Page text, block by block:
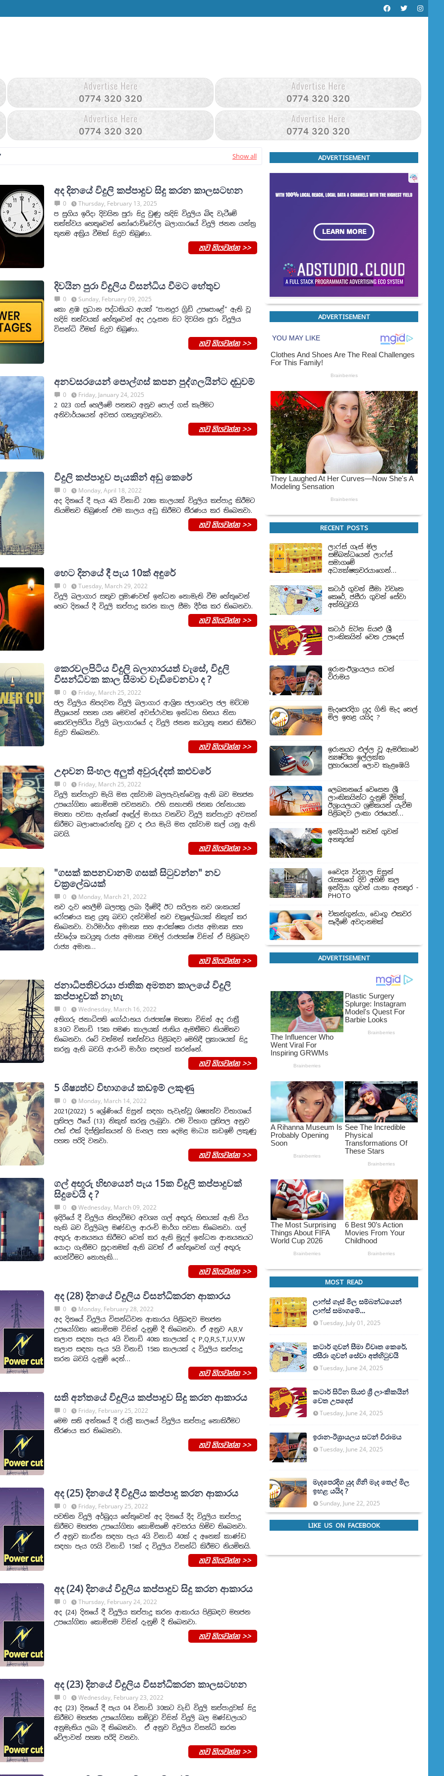
Show all
අද දිනයේ විදුලි කප්පාදුව සිදු කරන කාලසටහන
0
Thursday, February 13, 2025
ප සුගිය ඉරිදා දිවයින පුරා සිදු වුණු හදිසි විදුලිය බිඳ වැටීමේ
තත්ත්වය හෙතුවෙන් නෝරොච්චෝල බලාගාරයේ විදුලි ජනන යන්ත්‍ර
තුනම අක්‍රිය වීමක් සිදුව තිබුණා.
තව කියවන්න >>
දිවයින පුරා විදුලිය විසන්ධිය වීමට හේතුව
0
Sunday, February 09, 2025
කො ළඹ ප්‍රධාන පද්ධතියට අයත් "පානදුර ග්‍රිඩ් උපපොළේ" ඇති වූ
හදිසි තත්වයක් හේතුවෙන් අද උදෑසන සිට දිවයින පුරා විදුලිය
විසන්ධි වීමක් සිදුව තිබුණා.
තව කියවන්න >>
අනවසරයෙන් පොල්ගස් කපන පුද්ගලයින්ට දඬුවම්
0
Friday, January 24, 2025
2 023 ගස් හෙලීමේ පනතට අනුව පොල් ගස් කැපීමට
අනිවාර්යයෙන් අවසර ගතයුතුවනවා.
තව කියවන්න >>
විදුලි කප්පාදුව පැයකින් අඩු කෙරේ
0
Monday, April 18, 2022
අද දිනයේ දී පැය 4යි විනාඩි 20ක කාලයක් විදුලිය කප්පාදු කිරීමට
නියමිතව තිබුණත් එම කාලය අඩු කිරීමට තීරණය කර තිබෙනවා.
තව කියවන්න >>
හෙට දිනයේ දී පැය 10ක් අඳුරේ
0
Tuesday, March 29, 2022
විදුලි බලාගාර සතුව ප්‍රමාණවත් ඉන්ධන නොමැති වීම හේතුවෙන්
හෙට දිනයේ දී විදුලි කප්පාදු කරන කාල සීමා දීර්ඝ කර තිබෙනවා.
තව කියවන්න >>
කෙරවලපිටිය විදුලි බලාගාරයත් වැසේ, විදුලි
විසන්ධිවක කාල සීමාව වැඩිවෙනවා ද ?
0
Friday, March 25, 2022
ජල විදුලිය නිපදවන විදුලි බලාගාර ආශ්‍රිත ජලාශවල ජල මට්ටම
සීග්‍රයෙන් පහත යන මෙවන් අවස්ථාවක ඉන්ධන හිඟය නිසා
කෙරවලපිටිය විදුලි බලාගාරයේ ද විදුලි ජනන කටයුතු නතර කිරීමට
සිදුව තිබෙනවා.
තව කියවන්න >>
උදාවන සිංහල අලුත් අවුරුද්දත් කළුවරේ
0
Friday, March 25, 2022
විදුලි කප්පාදුව මැයි මස දක්වාම බලපැවැත්වෙනු ඇති බව මහජන
උපයෝගිතා කොමිසම පවසනවා. එහි සභාපති ජනක රත්නායක
මහතා පවසා ඇත්තේ අප්‍රේල් මාසය වනවිට විදුලි කප්පාදුව අවසන්
කිරීමට බලාපොරොත්තු වුව ද එය මැයි මස දක්වාම කල් යනු ඇති
බවයි.
තව කියවන්න >>
"ගසක් කපනවානම් ගසක් සි‍ටුවන්න" නව
චක්‍රලේඛයක්
0
Monday, March 21, 2022
නව දැව හෙලීම් බලපත්‍ර ලබා දීමේදී ඊට සරිලන නව ශාකයක්
රෝපණය කළ යුතු බවට දන්වමින් නව චක්‍රලේඛයක් නිකුත් කර
තිබෙනවා. වාරිමාර්ග අමාත්‍ය සහ ආරක්ෂක රාජ්‍ය අමාත්‍ය සහ
ස්වදේශ කටයුතු රාජ්‍ය අමාත්‍ය චමල් රාජපක්ෂ විසින් ඒ පිළිබඳව
රාජ්‍ය අමාත…
තව කියවන්න >>
ජනාධිපතිවරයා ජාතික අමතන කාලයේ විදුලි
කප්පාදුවක් නැහැ
0
Wednesday, March 16, 2022
අතිගරු ජනාධිපති ගෝඨාභය රාජපක්ෂ මහතා විසින් අද රාත්‍රී
8.30ට විනාඩි 15ක පමණ කාලයක් ජාතිය ඇමතීමට නියමිතව
තිබෙනවා. රටේ වත්මන් තත්ත්වය පිළිබඳව මෙහිදී ප්‍රකාශයක් සිදු
කරනු ඇති බවයි ආරංචි මාර්ග සඳහන් කරන්නේ.
තව කියවන්න >>
5 ශිෂ්‍යත්ව විභාගයේ කඩඉම් ලකුණු
0
Monday, March 14, 2022
2021(2022) 5 ශ්‍රේණියේ සිසුන් සඳහා පැවැත්වූ ශිෂ්‍යත්ව විභාගයේ
ප්‍රතිපල ඊයේ (13) නිකුත් කරනු ලැබුවා. එම විභාග ප්‍රතිපල අනුව
එක් එක් දිස්ත්‍රික්කයන් හි සිංහල සහ දෙමළ මාධ්‍ය කඩඉම් ලකුණු
පහත පරිදි වනවා.
තව කියවන්න >>
ගල් අඟුරු හිඟයෙන් පැය 15ක විදුලි කප්පාදුවක්
සිදුවෙයි ද ?
0
Wednesday, March 09, 2022
ඉදිරියේ දී විදුලිය නිපදවීමට අවශ්‍ය ගල් අඟුරු හිඟයක් ඇති විය
හැකි බව විදුලිබල මණ්ඩල ආරංචි මාර්ග පවසා තිබෙනවා. ගල්
අඟුරු ආනයනය කිරීමට වෙන් කර ඇති මුදල් ඉන්ධන ආනයනයට
යොදා ගැනීමට සූදානමක් ඇති බවත් ඒ හේතුවෙන් ගල් අඟුරු
ගෙන්වීමට නොහැකි…
තව කියවන්න >>
අද (28) දිනයේ විදුලිය විසන්ධිකරන ආකාරය
0
Monday, February 28, 2022
අද දිනයේ විදුලිය විසන්ධිවන ආකාරය පිළිබඳව මහජන
උපයෝගිතා කොමිසම විසින් දැනුම් දී තිබෙනවා. ඒ අනුව A,B,V
කලාප සඳහා පැය 4යි විනාඩි 40ක කාලයක් ද P,Q,R,S,T,U,V,W
කලාප සඳහා පැය 5යි විනාඩි 15ක කාලයක් ද විදුලිය කප්පාදු
කරන බවයි දැනුම් දෙන්…
තව කියවන්න >>
සති අන්තයේ විදුලිය කප්පාදුව සිදු කරන ආකාරය
0
Friday, February 25, 2022
මෙම සති අන්තයේ දී රාත්‍රී කාලයේ විදුලිය කප්පාදු නොකිරීමට
තීරණය කර තිබෙනවා.
තව කියවන්න >>
අද (25) දිනයේ දී විදුලිය කප්පාදු කරන ආකාරය
0
Friday, February 25, 2022
පවතින විදුලි අර්බුදය හේතුවෙන් අද දිනයේ දීද විදුලිය කප්පාදු
කිරීමට මහජන උපයෝගිතා කොමිසමේ අවසරය හිමිව තිබෙනවා.
ඒ අනුව කාඪ්න සඳහා පැය 4යි විනාඩි 40ක් ද අනෙක් කාණ්ඩ
සඳහා පැය 05යි විනාඩි 15ක් ද විදුලිය විසන්ධි කිරීමට නියමිතයි.
තව කියවන්න >>
අද (24) දිනයේ විදුලිය කප්පාදුව සිදු කරන ආකාරය
0
Thursday, February 24, 2022
අද (24) දිනයේ දී විදුලිය කප්පාදු කරන ආකාරය පිළිබඳව මහජන
උපයෝගිතා කොමිසම විසින් දැනුම් දී තිබෙනවා.
තව කියවන්න >>
අද (23) දිනයේ විදුලිය විසන්ධිකරන කාලසටහන
0
Wednesday, February 23, 2022
අද (23) දිනයේ දී පැය 04 විනාඩි 30කට වැඩි විදුලි කප්පාදුවක් සිදු
කිරීමට මහජන උපයෝගිතා කමි‍ටුව විසින් විදුලි බල මණ්ඩලයට
අනුමැතිය ලබා දී තිබෙනවා. ඒ අනුව විදුලිය විසන්ධි කරන
වේලාවන් පහත පරිදි වනවා.
තව කියවන්න >>
ADVERTISEMENT
ADVERTISEMENT
RECENT POSTS
ලාෆ්ස් ගෑස් මිල
සම්බන්ධයෙන් ලාෆ්ස්
සමාගමේ
අධ්‍යක්ෂකවරයාගෙන්
කටාර් ගුවන් සීමා විවෘත
කෙරේ, ජසීරා ගුවන් සේවා
අත්හි‍ටුවයි
කටාර් සිටින සියළු ශ්‍රී
ලාංකිකයින් වෙත උපදෙස්
ඉරාන-ඊශ්‍රායලය සටන්
විරාමය
මැදපෙරදිග යුද ගිනි මැද තෙල්
මිල ඉහළ යයිද ?
ඉරානයට එල්ල වූ ඇමරිකාවේ
න්‍යෂ්ටික ඉල්ලක්ක
ප්‍රහාරයෙන් ලොව කැළඹෙයි
ලෙබනනයේ වෙසෙන ශ්‍රී
ලාංකිකයින්ට දැනුම් දීමක්,
ඊශ්‍රායලයට ශ්‍රමිකයන් යැවීම
පිළිබඳව ලංකා රජයෙන්
ඉන්දියාවේ තවත් ගුවන්
අනතුරක්
වෛද්‍ය විද්‍යාල සිසුන්
‍රැසකගේ දිවි අහිමි කල
ඉන්දියා ගුවන් යානා අනතුර -
PHOTO
චිකන්ගුන්යා, ඩෙංගු එකවර
සෑදීමේ අවදානමක්
ADVERTISEMENT
MOST READ
ලාෆ්ස් ගෑස් මිල සම්බන්ධයෙන්
ලාෆ්ස් සමාගමේ
අධ්‍යක්ෂකවරයාගෙන් ප්‍රකාශයක්
Tuesday, July 01, 2025
කටාර් ගුවන් සීමා විවෘත කෙරේ,
ජසීරා ගුවන් සේවා අත්හි‍ටුවයි
Tuesday, June 24, 2025
කටාර් සිටින සියළු ශ්‍රී ලාංකිකයින්
වෙත උපදෙස්
Tuesday, June 24, 2025
ඉරාන-ඊශ්‍රායලය සටන් විරාමය
Tuesday, June 24, 2025
මැදපෙරදිග යුද ගිනි මැද තෙල් මිල
ඉහළ යයිද ?
Sunday, June 22, 2025
LIKE US ON FACEBOOK